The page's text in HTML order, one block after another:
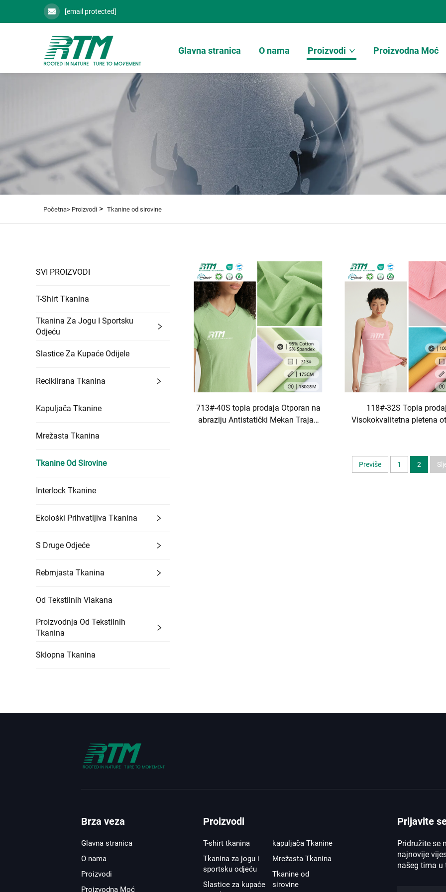
[email protected]
Glavna stranica O nama Proizvodi Proizvodna Moć
Početna> Proizvodi > Tkanine od sirovine
SVI PROIZVODI
T-Shirt Tkanina
Tkanina Za Jogu I Sportsku
Odjeću
Slastice Za Kupaće Odijele
Reciklirana Tkanina
Kapuljača Tkanine
Mrežasta Tkanina
Tkanine Od Sirovine
Interlock Tkanine
Ekološki Prihvatljiva Tkanina
S Druge Odjeće
Rebrnjasta Tkanina
Od Tekstilnih Vlakana
Proizvodnja Od Tekstilnih
Tkanina
Sklopna Tkanina
713#-40S topla prodaja Otporan na
abraziju Antistatički Mekan Trajan
118#-32S Topla
Visokokvalitetna pletena
Previše 1 2
Brza veza
Glavna stranica
O nama
Proizvodi
Proizvodna Moć
Proizvodi
T-shirt tkanina
Tkanina za jogu i
sportsku odjeću
Slastice za kupaće
kapuljača Tkanine
Mrežasta Tkanina
Tkanine od
sirovine
Prijavite
Pridružite se
najnovije
našeg tima u